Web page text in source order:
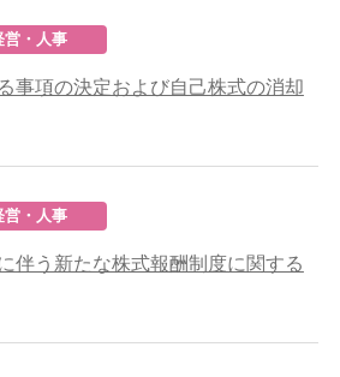
営・人事
事項の決定および自己株式の消却
営・人事
伴う新たな株式報酬制度に関する